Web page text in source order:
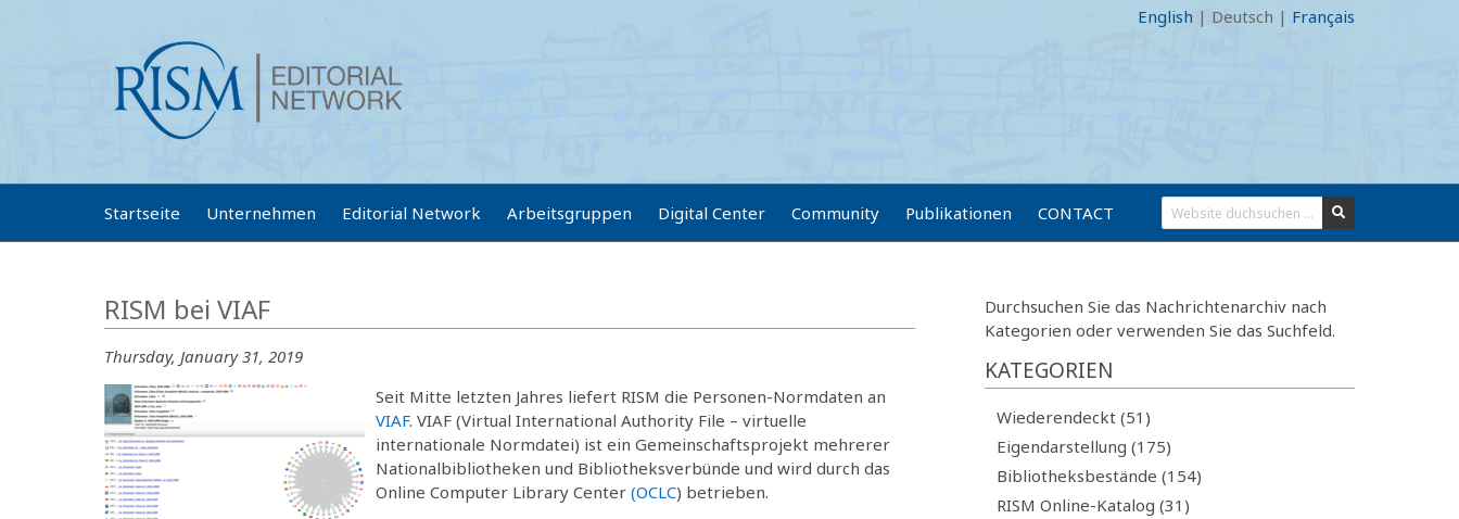
English | Deutsch | Français
Startseite Unternehmen Editorial Network Arbeitsgruppen Digital Center Community Publikationen CONTACT
RISM bei VIAF
Thursday, January 31, 2019
Seit Mitte letzten Jahres liefert RISM die Personen-Normdaten an
VIAF. VIAF (Virtual International Authority File – virtuelle
internationale Normdatei) ist ein Gemeinschaftsprojekt mehrerer
Nationalbibliotheken und Bibliotheksverbünde und wird durch das
Online Computer Library Center (OCLC) betrieben.
Durchsuchen Sie das Nachrichtenarchiv nach
Kategorien oder verwenden Sie das Suchfeld.
KATEGORIEN
Wiederendeckt (51)
Eigendarstellung (175)
Bibliotheksbestände (154)
RISM Online-Katalog (31)